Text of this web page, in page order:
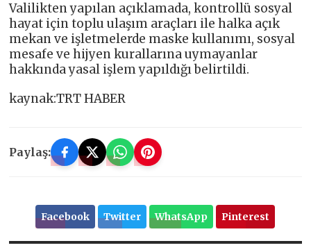
Valilikten yapılan açıklamada, kontrollü sosyal
hayat için toplu ulaşım araçları ile halka açık
mekan ve işletmelerde maske kullanımı, sosyal
mesafe ve hijyen kurallarına uymayanlar
hakkında yasal işlem yapıldığı belirtildi.
kaynak:TRT HABER
Paylaş:
Facebook Twitter WhatsApp Pinterest